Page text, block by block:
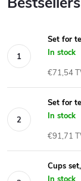
Set for
In stock
€71,54
Set for
In stock
€91,71
Cups